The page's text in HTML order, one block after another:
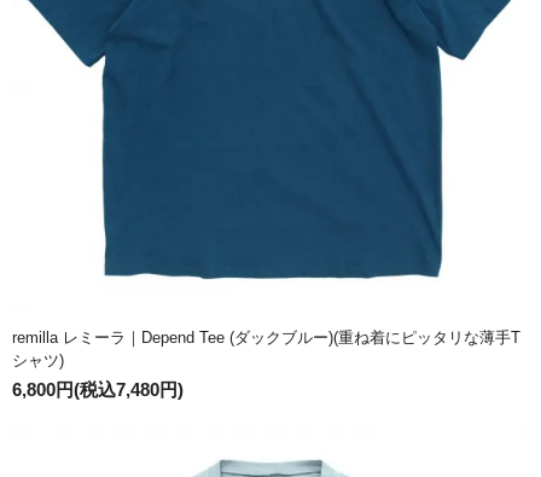
remilla レミーラ｜Depend Tee (ダックブルー)(重ね着にピッタリな薄手T
シャツ)
6,800円(税込7,480円)